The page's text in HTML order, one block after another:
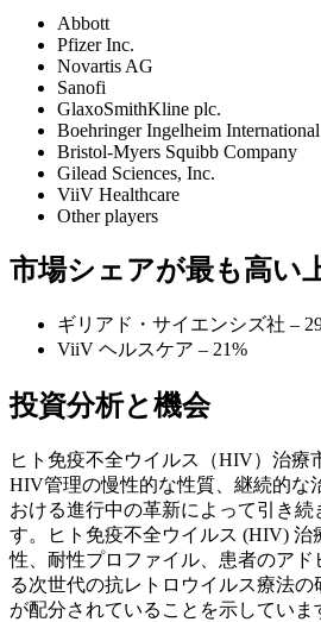
Abbott
Pfizer Inc.
Novartis AG
Sanofi
GlaxoSmithKline plc.
Boehringer Ingelheim
Bristol-Myers Squibb Company
Gilead Sciences, Inc.
ViiV Healthcare
Other players
市場シェアが最も高い
ギリアド・サイエンシズ社 –
ViiV ヘルスケア – 21%
投資分析と機会
ヒト免疫不全ウイルス（HIV）治療
HIV管理の慢性的な性質、継続的な
おける進行中の革新によって引き続
す。ヒト免疫不全ウイルス (HIV) 治
性、耐性プロファイル、患者のア
る次世代の抗レトロウイルス療法
が配分されていることを示してい